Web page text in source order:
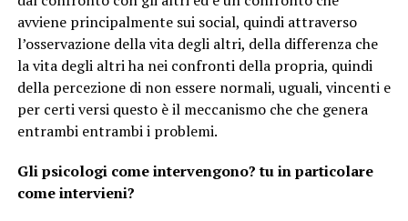
avviene principalmente sui social, quindi attraverso
l’osservazione della vita degli altri, della differenza che
la vita degli altri ha nei confronti della propria, quindi
della percezione di non essere normali, uguali, vincenti e
per certi versi questo è il meccanismo che che genera
entrambi entrambi i problemi.
Gli psicologi come intervengono? tu in particolare
come intervieni?